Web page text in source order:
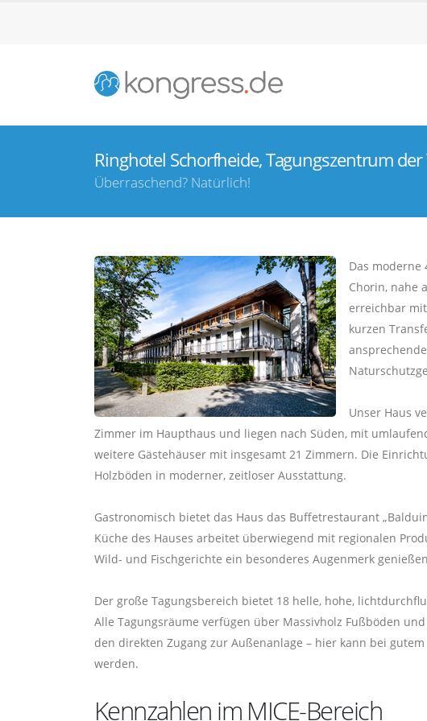
Ringhotel Schorfheide, Tagungszentrum
Überraschend? Natürlich!
Das moderne
Chorin, nahe
erreichbar
kurzen
Unser Haus
Zimmer im Haupthaus und liegen nach Süden, mit
weitere Gästehäuser mit insgesamt 21 Zimmern. Die
Holzböden in moderner, zeitloser Ausstattung.
Gastronomisch bietet das Haus das Buffetrestaurant
Küche des Hauses arbeitet überwiegend mit regionalen
Wild- und Fischgerichte ein besonderes Augenmerk
Der große Tagungsbereich bietet 18 helle, hohe,
Alle Tagungsräume verfügen über Massivholz Fußböden
den direkten Zugang zur Außenanlage – hier kann bei
werden.
Kennzahlen im MICE-Bereich